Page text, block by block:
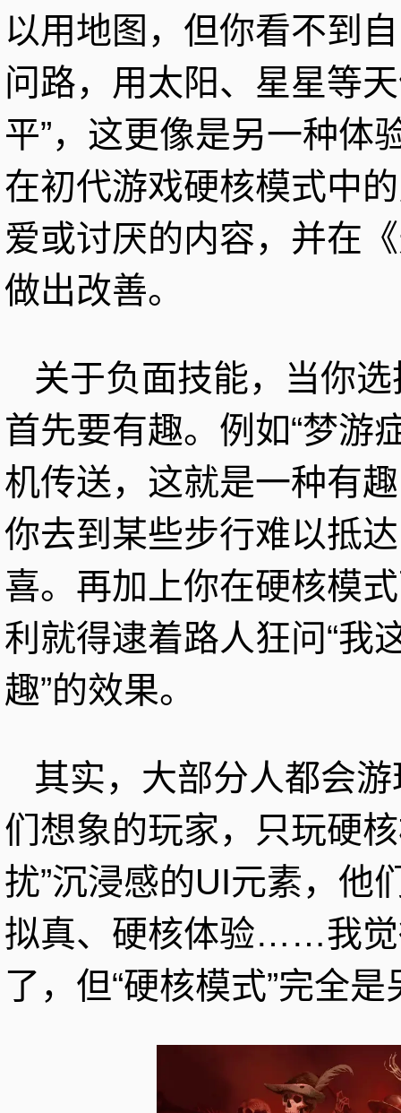
以用地图，但你看不到
问路，用太阳、星星等
平”，这更像是另一种体
在初代游戏硬核模式中
爱或讨厌的内容，并在
做出改善。
关于负面技能，当你
首先要有趣。例如“梦游
机传送，这就是一种有
你去到某些步行难以抵
喜。再加上你在硬核模
利就得逮着路人狂问“我
趣”的效果。
其实，大部分人都会
们想象的玩家，只玩硬
扰”沉浸感的UI元素，他
拟真、硬核体验……我觉
了，但“硬核模式”完全